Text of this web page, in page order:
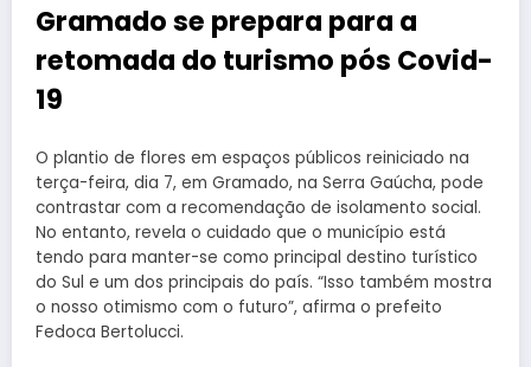
Gramado se prepara para a
retomada do turismo pós Covid-
19
O plantio de flores em espaços públicos reiniciado na
terça-feira, dia 7, em Gramado, na Serra Gaúcha, pode
contrastar com a recomendação de isolamento social.
No entanto, revela o cuidado que o município está
tendo para manter-se como principal destino turístico
do Sul e um dos principais do país. “Isso também mostra
o nosso otimismo com o futuro”, afirma o prefeito
Fedoca Bertolucci.